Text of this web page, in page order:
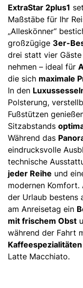
ExtraStar 2plus1
Maßstäbe für Ihr
„Alleskönner“
großzügige 3er-
drei statt vier
nehmen – ideal für
die sich maximale
In den
Polsterung,
Fußstützen
Sitzabstands
Während das
eindrucksvolle
technische
jeder Reihe und
modernen Komfort.
der Urlaub bestens
am Anreisetag ein
mit frischem Obst
während der Fahrt
Kaffeespezialitäten
Latte Macchiato.